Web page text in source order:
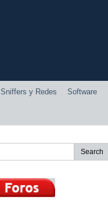
Sniffers y Redes Software